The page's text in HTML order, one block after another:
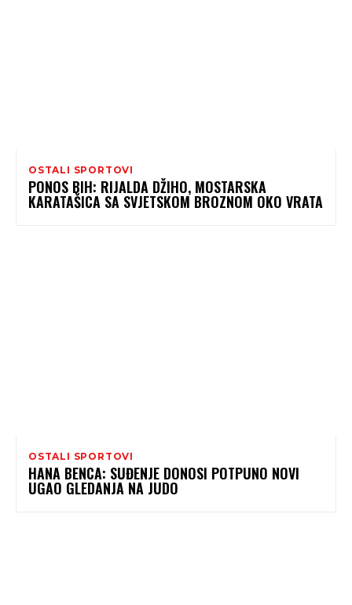
OSTALI SPORTOVI
PONOS BIH: RIJALDA DŽIHO, MOSTARSKA
KARATAŠICA SA SVJETSKOM BROZNOM OKO VRATA
OSTALI SPORTOVI
HANA BENCA: SUĐENJE DONOSI POTPUNO NOVI
UGAO GLEDANJA NA JUDO